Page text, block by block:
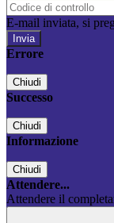
E-mail inviata, si
Errore
Chiudi
Successo
Chiudi
Informazione
Chiudi
Attendere...
Attendere il